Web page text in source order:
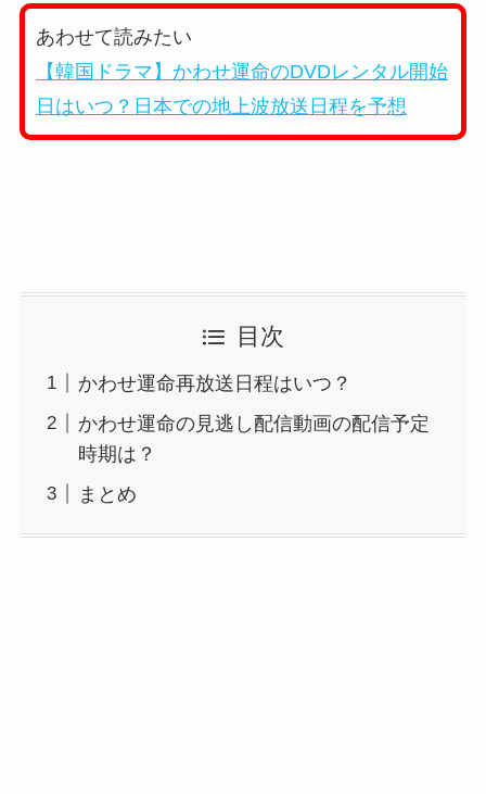
あわせて読みたい
【韓国ドラマ】かわせ運命のDVDレンタル開始
日はいつ？日本での地上波放送日程を予想
目次
かわせ運命再放送日程はいつ？
かわせ運命の見逃し配信動画の配信予定
時期は？
まとめ